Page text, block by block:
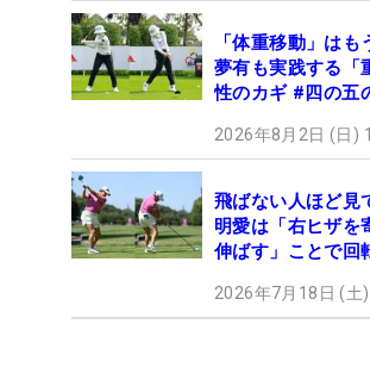
「体重移動」は
夢有も実践する「
性のカギ #四の五
2026年8月2日 (日)
飛ばない人ほど見
明愛は「右ヒザを
伸ばす」ことで回
2026年7月18日 (土